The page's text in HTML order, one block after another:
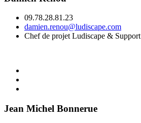
09.78.28.81.23
damien.renou@ludiscape.com
Chef de projet Ludiscape & Support
Jean Michel Bonnerue